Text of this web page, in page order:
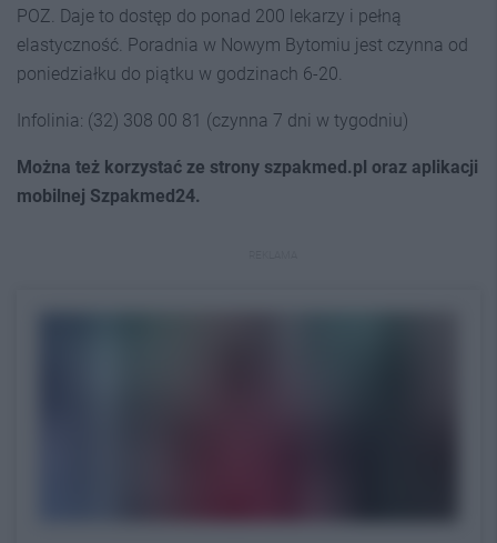
POZ. Daje to dostęp do ponad 200 lekarzy i pełną
elastyczność. Poradnia w Nowym Bytomiu jest czynna od
poniedziałku do piątku w godzinach 6-20.
Infolinia: (32) 308 00 81 (czynna 7 dni w tygodniu)
Można też korzystać ze strony szpakmed.pl oraz aplikacji
mobilnej Szpakmed24.